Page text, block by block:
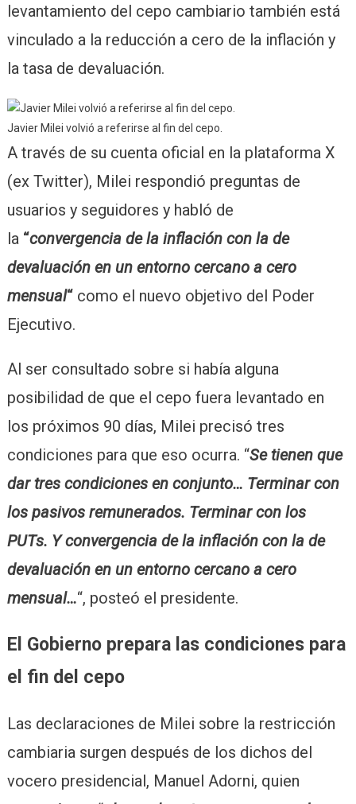
levantamiento del cepo cambiario también está
vinculado a la reducción a cero de la inflación y
la tasa de devaluación.
Javier Milei volvió a referirse al fin del cepo.
A través de su cuenta oficial en la plataforma X
(ex Twitter), Milei respondió preguntas de
usuarios y seguidores y habló de
la “convergencia de la inflación con la de
devaluación en un entorno cercano a cero
mensual“como el nuevo objetivo del Poder
Ejecutivo.
Al ser consultado sobre si había alguna
posibilidad de que el cepo fuera levantado en
los próximos 90 días, Milei precisó tres
condiciones para que eso ocurra. “Se tienen que
dar tres condiciones en conjunto… Terminar con
los pasivos remunerados. Terminar con los
PUTs. Y convergencia de la inflación con la de
devaluación en un entorno cercano a cero
mensual…“, posteó el presidente.
El Gobierno prepara las condiciones para
el fin del cepo
Las declaraciones de Milei sobre la restricción
cambiaria surgen después de los dichos del
vocero presidencial, Manuel Adorni, quien